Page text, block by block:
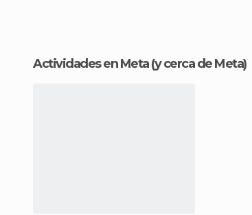
Actividades en Meta (y cerca de Meta)